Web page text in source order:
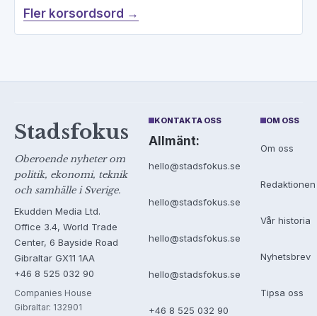
Fler korsordsord →
Stadsfokus
Oberoende nyheter om
politik, ekonomi, teknik
och samhälle i Sverige.
Ekudden Media Ltd.
Office 3.4, World Trade
Center, 6 Bayside Road
Gibraltar GX11 1AA
+46 8 525 032 90
Companies House
Gibraltar: 132901
KONTAKTA OSS
Allmänt:
hello@stadsfokus.se
hello@stadsfokus.se
hello@stadsfokus.se
hello@stadsfokus.se
+46 8 525 032 90
OM OSS
Om oss
Redaktionen
Vår historia
Nyhetsbrev
Tipsa oss